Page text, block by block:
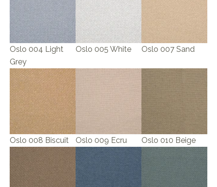
Oslo 004 Light
Grey
Oslo 005 White Oslo 007 Sand
Oslo 008 Biscuit Oslo 009 Ecru Oslo 010 Beige